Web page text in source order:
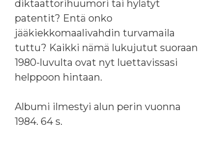
diktaattorihuumori tai hylätyt
patentit? Entä onko
jääkiekkomaalivahdin turvamaila
tuttu? Kaikki nämä lukujutut suoraan
1980-luvulta ovat nyt luettavissasi
helppoon hintaan.
Albumi ilmestyi alun perin vuonna
1984. 64 s.